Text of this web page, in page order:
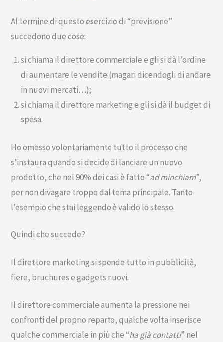
Al termine di questo esercizio di “previsione”
succedono due cose:
si chiama il direttore commerciale e gli si dà l’ordine
di aumentare le vendite (magari dicendogli di andare
in nuovi mercati…);
si chiama il direttore marketing e gli si dà il budget di
spesa.
Ho omesso volontariamente tutto il processo che
s’instaura quando si decide di lanciare un nuovo
prodotto, che nel 90% dei casi è fatto “ad minchiam”,
per non divagare troppo dal tema principale. Tanto
l’esempio che stai leggendo è valido lo stesso.
Quindi che succede?
Il direttore marketing si spende tutto in pubblicità,
fiere, bruchures e gadgets nuovi.
Il direttore commerciale aumenta la pressione nei
confronti del proprio reparto, qualche volta inserisce
qualche commerciale in più che “ha già contatti” nel